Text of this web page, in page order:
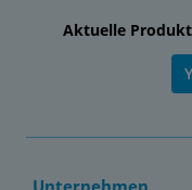
Aktuelle
Unternehmen